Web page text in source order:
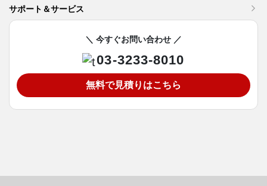
サポート＆サービス
＼ 今すぐお問い合わせ ／
03-3233-8010
無料で見積りはこちら